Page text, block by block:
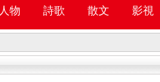
人物 詩歌 散文 影視